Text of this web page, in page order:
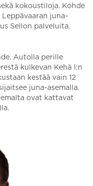
kokoustiloja. Kohde
juna-
Sellon palveluita.
Autolla perille
kulkevan Kehä I:n
kestää vain 12
juna-asemalla.
ovat kattavat